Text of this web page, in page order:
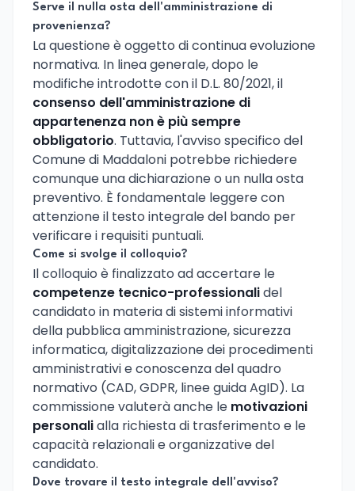
Serve il nulla osta dell'amministrazione di
provenienza?
La questione è oggetto di continua evoluzione
normativa. In linea generale, dopo le
modifiche introdotte con il D.L. 80/2021, il
consenso dell'amministrazione di
appartenenza non è più sempre
obbligatorio. Tuttavia, l'avviso specifico del
Comune di Maddaloni potrebbe richiedere
comunque una dichiarazione o un nulla osta
preventivo. È fondamentale leggere con
attenzione il testo integrale del bando per
verificare i requisiti puntuali.
Come si svolge il colloquio?
Il colloquio è finalizzato ad accertare le
competenze tecnico-professionalidel
candidato in materia di sistemi informativi
della pubblica amministrazione, sicurezza
informatica, digitalizzazione dei procedimenti
amministrativi e conoscenza del quadro
normativo (CAD, GDPR, linee guida AgID). La
commissione valuterà anche le motivazioni
personalialla richiesta di trasferimento e le
capacità relazionali e organizzative del
candidato.
Dove trovare il testo integrale dell'avviso?